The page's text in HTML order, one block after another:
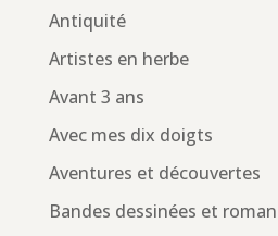
Antiquité
Artistes en herbe
Avant 3 ans
Avec mes dix doigts
Aventures et découvertes
Bandes dessinées et